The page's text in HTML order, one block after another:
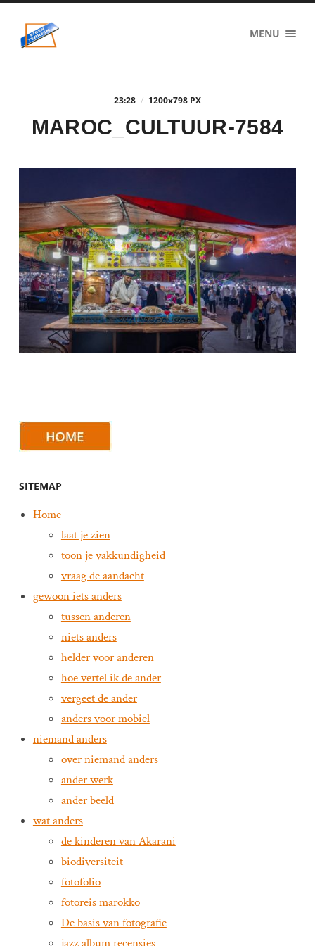
eigenzinnig
terrein
MENU
23:28 / 1200x798 PX
MAROC_CULTUUR-7584
SITEMAP
Home
laat je zien
toon je vakkundigheid
vraag de aandacht
gewoon iets anders
tussen anderen
niets anders
helder voor anderen
hoe vertel ik de ander
vergeet de ander
anders voor mobiel
niemand anders
over niemand anders
ander werk
ander beeld
wat anders
de kinderen van Akarani
biodiversiteit
fotofolio
fotoreis marokko
De basis van fotografie